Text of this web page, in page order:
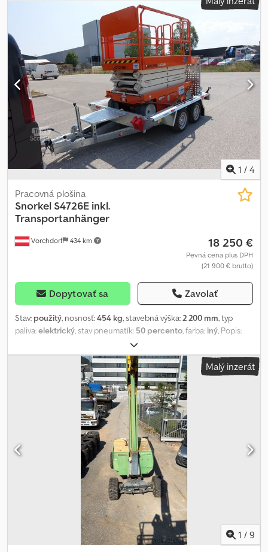
1 / 4
Vorchdorf 434 km
Pracovná plošina
Snorkel S4726E inkl.
Transportanhänger
18 250 €
Pevná cena plus DPH
(21 900 € brutto)
Dopytovať sa Zavolať
Stav: použitý, nosnosť:454 kg, stavebná výška: 2 200 mm, typ
paliva:elektrický , stav pneumatík: 50 percento , farba: iný , Popis:
Mobilná zdvíhacia plošina Snorkel S4726E so zdvihákom typu
nožnicová, vrátane transportného prívesu – „ŠPECIÁLNA CENA“.
Dedpezqvrbsfx Aqvokr
Malý inzerát
1 / 9